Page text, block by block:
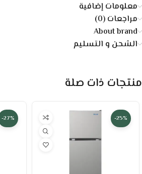
معلومات إضافية
مراجعات (0)
About brand
الشحن و التسليم
منتجات ذات صلة
-25%
-27%